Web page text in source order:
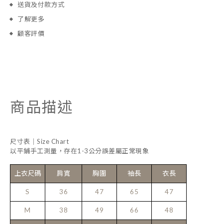
送貨及付款方式
了解更多
顧客評價
商品描述
尺寸表｜Size Chart
以平鋪手工測量，存在1-3公分誤差屬正常現象
上衣尺碼 肩寬 胸圍 袖長 衣長
S 36 47 65 47
M 38 49 66 48